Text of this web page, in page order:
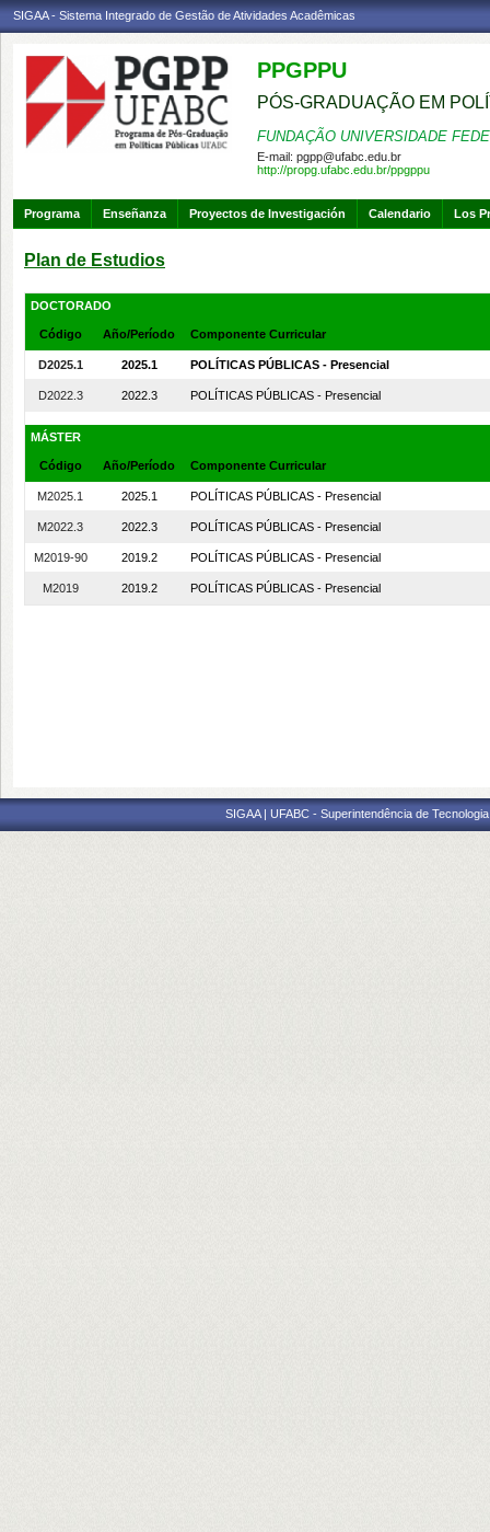
SIGAA - Sistema Integrado de Gestão de Atividades Acadêmicas
PPGPPU
PÓS-GRADUAÇÃO EM
FUNDAÇÃO UNIVERSIDADE
E-mail: pgpp@ufabc.edu.br
http://propg.ufabc.edu.br/ppgppu
Programa Enseñanza Proyectos de Investigación Calendario Los
Plan de Estudios
DOCTORADO
Código Año/Período Componente Curricular
D2025.1 2025.1 POLÍTICAS PÚBLICAS - Presencial
D2022.3 2022.3 POLÍTICAS PÚBLICAS - Presencial
MÁSTER
Código Año/Período Componente Curricular
M2025.1 2025.1 POLÍTICAS PÚBLICAS - Presencial
M2022.3 2022.3 POLÍTICAS PÚBLICAS - Presencial
M2019-90 2019.2 POLÍTICAS PÚBLICAS - Presencial
M2019 2019.2 POLÍTICAS PÚBLICAS - Presencial
SIGAA | UFABC - Superintendência de